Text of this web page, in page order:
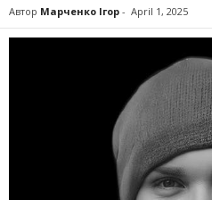
Автор Марченко Ігор - April 1, 2025